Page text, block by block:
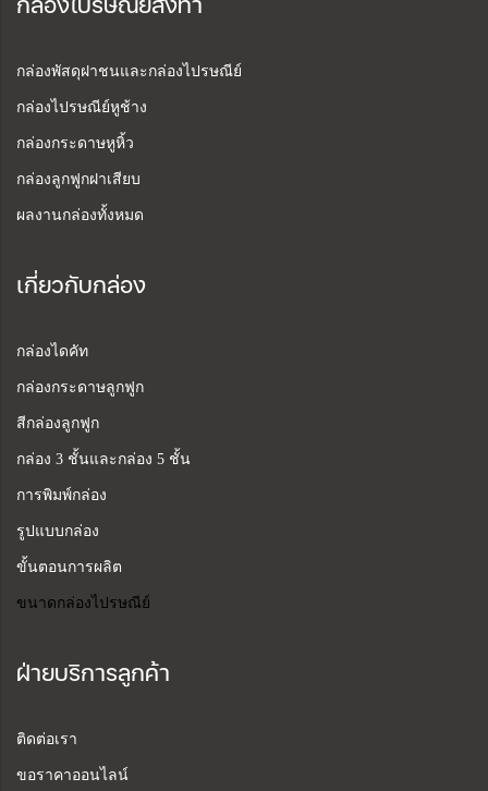
กล่องพัสดุฝาชนและกล่องไปรษณีย์
กล่องไปรษณีย์หูช้าง
กล่องกระดาษหูหิ้ว
กล่องลูกฟูกฝาเสียบ
ผลงานกล่องทั้งหมด
เกี่ยวกับกล่อง
กล่องไดคัท
กล่องกระดาษลูกฟูก
สีกล่องลูกฟูก
กล่อง 3 ชั้นและกล่อง 5 ชั้น
การพิมพ์กล่อง
รูปแบบกล่อง
ขั้นตอนการผลิต
ขนาดกล่องไปรษณีย์
ฝ่ายบริการลูกค้า
ติดต่อเรา
ขอราคาออนไลน์